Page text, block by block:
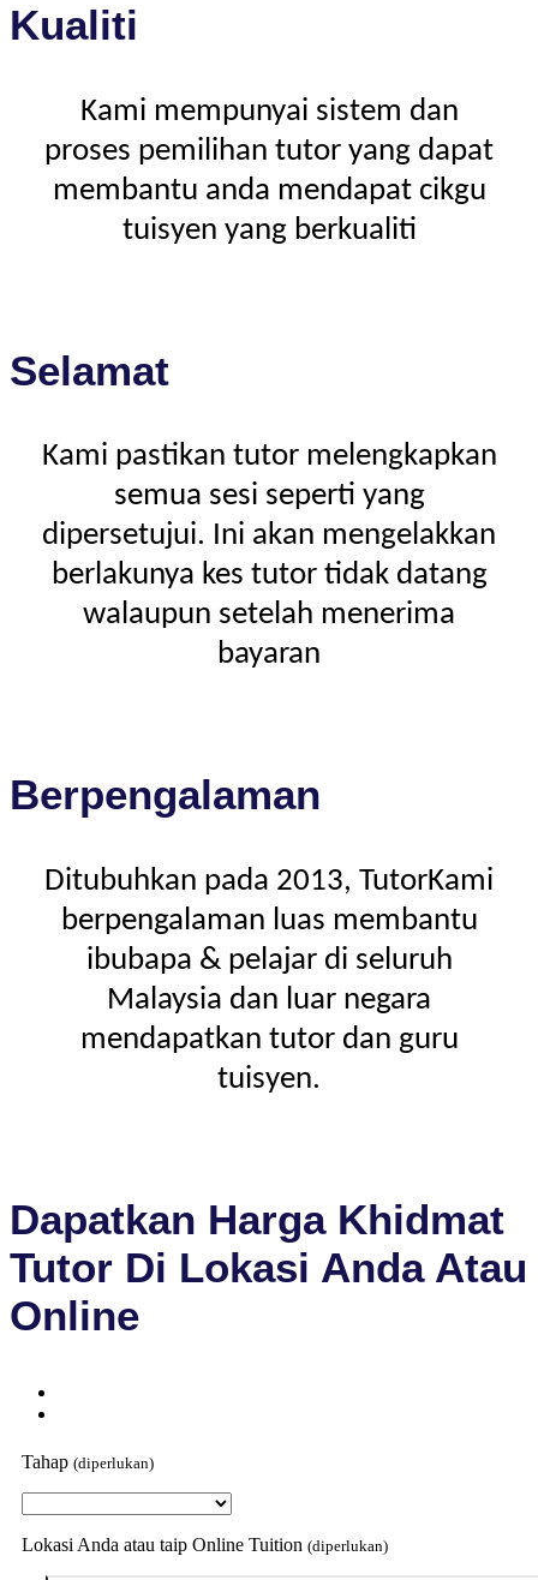
Kualiti
Kami mempunyai sistem dan
proses pemilihan tutor yang dapat
membantu anda mendapat cikgu
tuisyen yang berkualiti
Selamat
Kami pastikan tutor melengkapkan
semua sesi seperti yang
dipersetujui. Ini akan mengelakkan
berlakunya kes tutor tidak datang
walaupun setelah menerima
bayaran
Berpengalaman
Ditubuhkan pada 2013, TutorKami
berpengalaman luas membantu
ibubapa & pelajar di seluruh
Malaysia dan luar negara
mendapatkan tutor dan guru
tuisyen.
Dapatkan Harga Khidmat
Tutor Di Lokasi Anda Atau
Online
Tahap (diperlukan)
Lokasi Anda atau taip Online Tuition (diperlukan)